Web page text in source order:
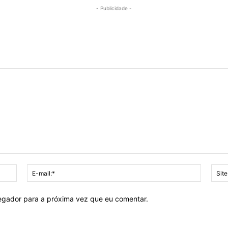
- Publicidade -
Nome:*
mail:*
para a próxima vez que eu comentar.